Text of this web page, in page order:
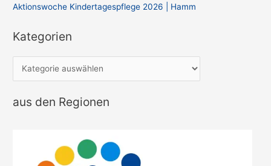
Aktionswoche Kindertagespflege 2026 | Hamm
Kategorien
a
aus den Regionen